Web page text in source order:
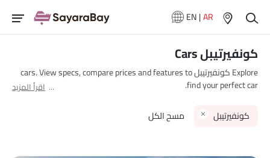
EN|AR
كونفيرتيبل Cars
Explore كونفيرتيبل cars. View specs, compare prices and features to
find your perfect car.
اقرأ المزيد
كونفيرتيبل مسح الكل